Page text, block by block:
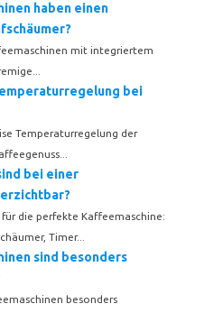
haben einen
mit integriertem
bei
Temperaturregelung der
bei einer
die perfekte Kaffeemaschine:
Timer...
sind besonders
besonders